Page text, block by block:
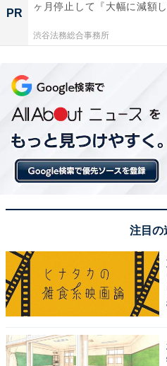
PR
ヶ月停止して『大幅に減額
渋谷法務総合事務所
注目の